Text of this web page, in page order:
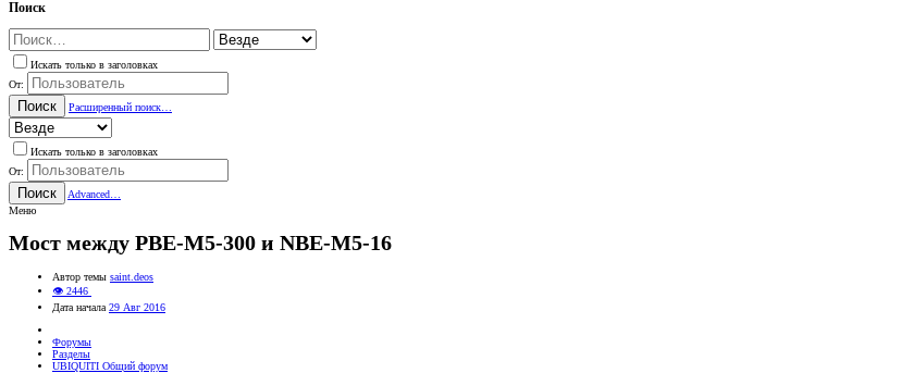
Поиск
Искать только в заголовках
От:
Поиск Расширенный поиск…
Искать только в заголовках
От:
Поиск
Advanced…
Меню
Мост между PBЕ-М5-300 и NBE-М5-16
Автор темы saint.deos
👁 2446
Дата начала 29 Авг 2016
Форумы
Разделы
UBIQUITI Общий форум